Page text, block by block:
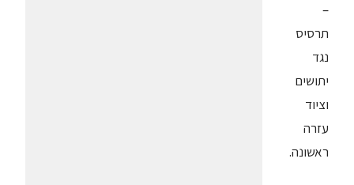
–
תרסיס
נגד
יתושים
וציוד
עזרה
ראשונה.